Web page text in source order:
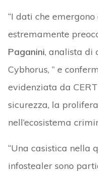
“I dati che
estremamente
Paganini, analista di
Cybhorus, ” e
evidenziata da
sicurezza, la
nell’ecosistema
“Una casistica nella
infostealer sono